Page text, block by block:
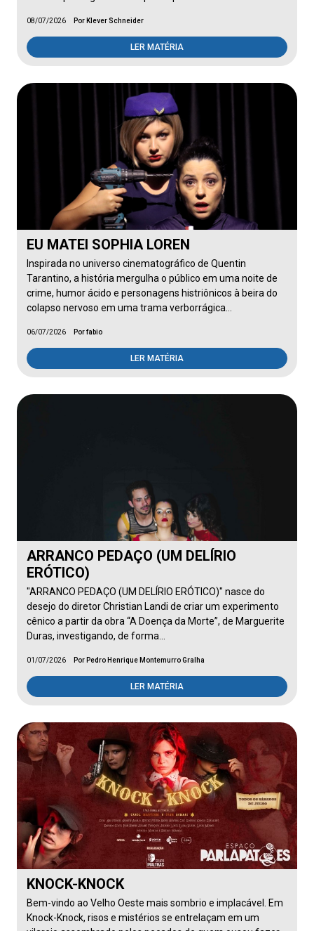
08/07/2026 Por Klever Schneider
LER MATÉRIA
EU MATEI SOPHIA LOREN
Inspirada no universo cinematográfico de Quentin
Tarantino, a história mergulha o público em uma noite de
crime, humor ácido e personagens histriônicos à beira do
colapso nervoso em uma trama verborrágica…
06/07/2026 Por fabio
LER MATÉRIA
ARRANCO PEDAÇO (UM DELÍRIO
ERÓTICO)
"ARRANCO PEDAÇO (UM DELÍRIO ERÓTICO)" nasce do
desejo do diretor Christian Landi de criar um experimento
cênico a partir da obra “A Doença da Morte”, de Marguerite
Duras, investigando, de forma…
01/07/2026 Por Pedro Henrique Montemurro Gralha
LER MATÉRIA
KNOCK-KNOCK
Bem-vindo ao Velho Oeste mais sombrio e implacável. Em
Knock-Knock, risos e mistérios se entrelaçam em um